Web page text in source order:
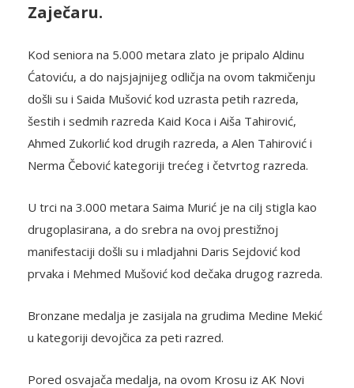
Zaječaru.
Kod seniora na 5.000 metara zlato je pripalo Aldinu
Ćatoviću, a do najsjajnijeg odličja na ovom takmičenju
došli su i Saida Mušović kod uzrasta petih razreda,
šestih i sedmih razreda Kaid Koca i Aiša Tahirović,
Ahmed Zukorlić kod drugih razreda, a Alen Tahirović i
Nerma Čebović kategoriji trećeg i četvrtog razreda.
U trci na 3.000 metara Saima Murić je na cilj stigla kao
drugoplasirana, a do srebra na ovoj prestižnoj
manifestaciji došli su i mladjahni Daris Sejdović kod
prvaka i Mehmed Mušović kod dečaka drugog razreda.
Bronzane medalja je zasijala na grudima Medine Mekić
u kategoriji devojčica za peti razred.
Pored osvajača medalja, na ovom Krosu iz AK Novi